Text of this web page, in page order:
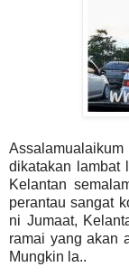
dikatakan lambat
Kelantan
perantau sangat
ni Jumaat,
ramai yang akan
Mungkin la..